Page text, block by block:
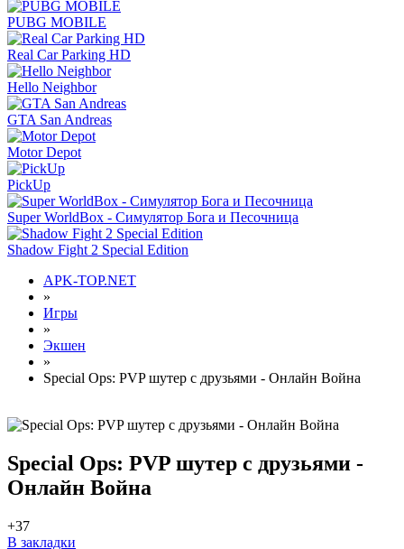
PUBG MOBILE
Real Car Parking HD
Hello Neighbor
GTA San Andreas
Motor Depot
PickUp
Super WorldBox - Симулятор Бога и Песочница
Shadow Fight 2 Special Edition
APK-TOP.NET
»
Игры
»
Экшен
»
Special Ops: PVP шутер с друзьями - Онлайн Война
Special Ops: PVP шутер с друзьями -
Онлайн Война
+37
В закладки